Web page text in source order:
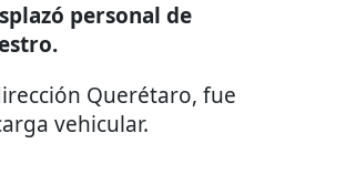
personal de
Querétaro, fue
vehicular.